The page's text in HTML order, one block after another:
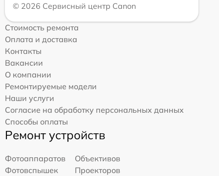
© 2026 Сервисный центр Canon
Стоимость ремонта
Оплата и доставка
Контакты
Вакансии
О компании
Ремонтируемые модели
Наши услуги
Согласие на обработку персональных данных
Способы оплаты
Ремонт устройств
Фотоаппаратов
Объективов
Фотовспышек
Проекторов